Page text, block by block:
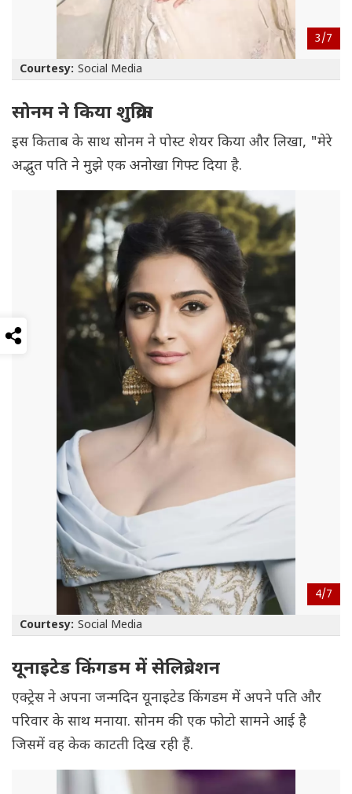
3/7
Courtesy: Social Media
सोनम ने किया शुक्रिया
इस किताब के साथ सोनम ने पोस्ट शेयर किया और लिखा, "मेरे
अद्भुत पति ने मुझे एक अनोखा गिफ्ट दिया है.
4/7
Courtesy: Social Media
यूनाइटेड किंगडम में सेलिब्रेशन
एक्ट्रेस ने अपना जन्मदिन यूनाइटेड किंगडम में अपने पति और
परिवार के साथ मनाया. सोनम की एक फोटो सामने आई है
जिसमें वह केक काटती दिख रही हैं.